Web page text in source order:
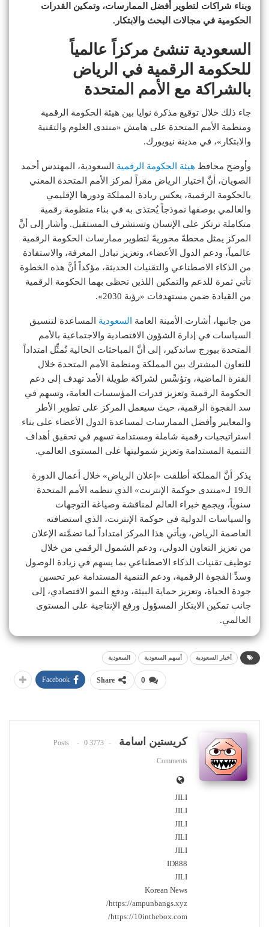
وبناء شراكات لتطوير أفضل الممارسات، وتمكين القدرات
الحكومية في مجالات البحث والابتكار.
السعودية تنشئ مركزاً عالمياً
للحكومة الرقمية في الرياض
بالشراكة مع الأمم المتحدة
جاء ذلك خلال توقيع مذكرة نوايا بين هيئة الحكومة الرقمية
ومنظمة الأمم المتحدة على هامش «منتدى العلوم والتقنية
والابتكار»، في مدينة نيويورك.
وأوضح محافظ هيئة الحكومة الرقمية السعودية، المهندس أحمد
الصويان، أنَّ اختيار الرياض مقراً لمركز الأمم المتحدة المعني
بالحكومة الرقمية، يعكس ريادة المملكة ودورها الإقليمي
والعالمي بوصفها نموذجاً يُحتذى به في بناء منظومة رقمية
متكاملة ترتكز على الإنسان وتستشرف المستقبل. وأشار إلى أنَّ
المركز يمثل محطةً محوريةً لتطوير ممارسات الحكومة الرقمية
عالمياً، ودعم الدول الأعضاء، وتعزيز تبادل المعرفة، والاستفادة
من الذكاء الاصطناعي والتقنيات الحديثة، مؤكداً أنَّ هذه الخطوة
تأتي ثمرة للدعم والتمكين اللذين تحظى بهما الحكومة الرقمية
من القيادة ضمن مستهدفات «رؤية 2030».
من جانبها، أشارت الأمينة العامة السعودية المساعدة لتنسيق
السياسات في إدارة الشؤون الاقتصادية والاجتماعية بالأمم
المتحدة بيورج ساندكير، إلى أنَّ المباحثات الحالية تُمثِّل امتداداً
للتعاون المشترك بين المملكة ومنظمة الأمم المتحدة خلال
الفترة الماضية، وتؤسِّس لشراكة طويلة الأمد تهدف إلى دعم
الحكومة الرقمية وتعزيز قدرات المؤسسات العامة، وتسهم في
سد الفجوة الرقمية، حيث سيعمل المركز على تطوير الأطر
والمعايير وأفضل الممارسات لمساعدة الدول الأعضاء على بناء
استراتيجيات رقمية شاملة ومستدامة تسهم في تحقيق أهداف
التنمية المستدامة وتعزيز شموليتها على المستوى العالمي.
يذكر أنَّ المملكة أطلقت «إعلان الرياض» خلال أعمال الدورة
الـ19 لـ«منتدى حوكمة الإنترنت» الذي تنظمه الأمم المتحدة
سنوياً، ويجمع خبراء العالم لمناقشة وصياغة التوجهات
والسياسات الدولية في حوكمة الإنترنت، الذي استضافته
العاصمة الرياض، ويأتي هذا المركز امتداداً لما تضمَّنه الإعلان
من تعزيز التعاون الدولي، ودعم الشمول الرقمي من خلال
توظيف تقنيات الذكاء الاصطناعي بما يسهم في زيادة الوصول
وسدِّ الفجوة الرقمية، ودعم التنمية المستدامة عبر تحسين
جودة الحياة، وتعزيز حماية البيئة، ودفع النمو الاقتصادي، إلى
جانب تمكين الابتكار المسؤول ورفع الإنتاجية على المستوى
العالمي.
أخبار السعودية أسهم السعودية السعودية
0
Share
Facebook
كريستين اسامة 3773 Posts
0
Comments
JILI
JILI
JILI
JILI
JILI
ID888
JILI
Korean News
https://ampunbangs.xyz/
https://10inthebox.com/